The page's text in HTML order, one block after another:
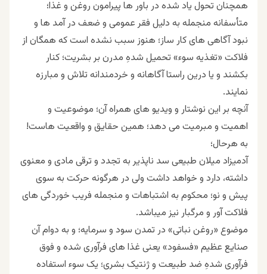
همچنان تحول یاد شده در باور ها پیرامون روغن و غذا؛
متأسفانه منجمله به دلیل فقر عمومی و ضعف در آمد ها و
نبود آگاهی های کار ساز؛ هنوز سبب نشده است که همگان از
فلاکت «تغذیه سوء» تحمیل شدهِ مدرن بر بشریت؛ کنار
بکشند و یا درین راستا آگاهانه و خردمندانه تلاش و مبارزه
نمایند.
آنچه بر این نوشتار و ویدیو های همراه آن؛ موضوعیت و
اهمیت و مبرمیت می دهد؛ همین حقایق و واقعیت هاست!
به هرحال؛
آدمیزاد میلان طبیعی سد ناپذیر به تجدد و ترقی مادی و معنوی
داشته، دارد و خواهد داشت ولی در هرگونه حرکت به سوی
پیش و نو؛ محکوم به اشتباهات و منجمله فریب خوردگی های
فلاکت آور و مرگبار نیز میباشد.
موضوع «روغن نباتی» در تمدن سود و سرمایه؛ و به دوام آن
صنایع عظیم «فسفود» یعنی غذا های فرآوری شده و فوق
فرآوری شدهِ ضد طبیعت و ژنتیک بشری؛ یک سوء استفاده